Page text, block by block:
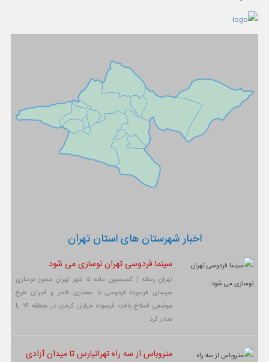
اخبار شهرستان های استان تهران
سینما فردوسی تهران نوسازی می شود
تهران رسانه | کمیسیون ماده ۵ شهر تهران مجوز نوسازی
سینمای فرسوده فردوسی با معماری فاخر و اجرای طرح
موضعی اصلاح بافت فرسوده خیابان کرمان در منطقه ۱۴ را
صادر کرد.
متروباس از سه راه تهرانپارس تا میدان آزادی